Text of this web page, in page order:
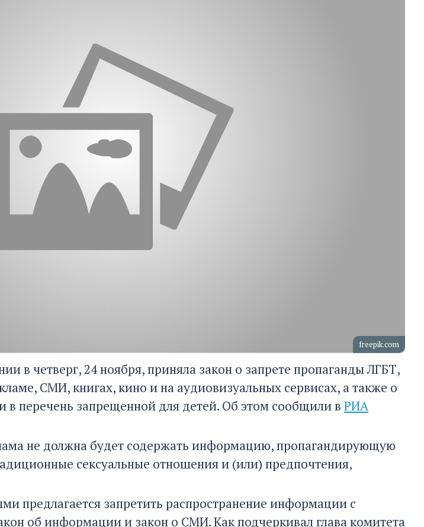
freepik.com
в четверг, 24 ноября, приняла закон о запрете пропаганды ЛГБТ,
СМИ, книгах, кино и на аудиовизуальных сервисах, а также о
перечень запрещенной для детей. Об этом сообщили в РИА
не должна будет содержать информацию, пропагандирующую
сексуальные отношения и (или) предпочтения,
предлагается запретить распространение информации с
об информации и закон о СМИ. Как подчеркивал глава комитета